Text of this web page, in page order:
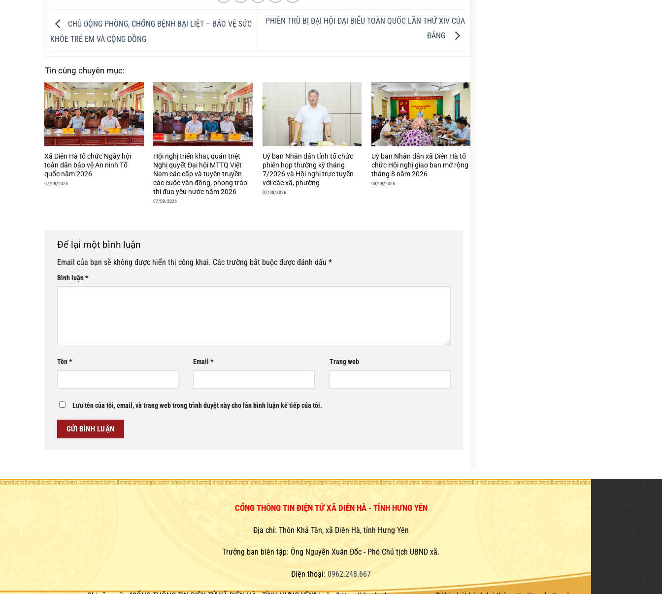
CHỦ ĐỘNG PHÒNG, CHỐNG BỆNH BẠI LIỆT – BẢO VỆ SỨC
KHỎE TRẺ EM VÀ CỘNG ĐỒNG
PHIÊN TRÙ BỊ ĐẠI HỘI ĐẠI BIỂU TOÀN QUỐC LẦN THỨ XIV CỦA
ĐẢNG
Tin cùng chuyên mục:
Xã Diên Hà tổ chức Ngày hội
toàn dân bảo vệ An ninh Tổ
quốc năm 2026
07/08/2026
Hội nghị triển khai, quán triệt
Nghị quyết Đại hội MTTQ Việt
Nam các cấp và tuyên truyền
các cuộc vận động, phong trào
thi đua yêu nước năm 2026
07/08/2026
Uỷ ban Nhân dân tỉnh tổ chức
phiên họp thường kỳ tháng
7/2026 và Hội nghị trực tuyến
với các xã, phường
07/08/2026
Uỷ ban Nhân dân xã Diên Hà tổ
chức Hội nghị giao ban mở rộng
tháng 8 năm 2026
03/08/2026
Để lại một bình luận
Email của bạn sẽ không được hiển thị công khai. Các trường bắt buộc được đánh dấu *
Bình luận*
Tên* Email* Trang web
Lưu tên của tôi, email, và trang web trong trình duyệt này cho lần bình luận kế tiếp của tôi.
CỔNG THÔNG TIN ĐIỆN TỬ XÃ DIÊN HÀ - TỈNH HƯNG YÊN
Địa chỉ: Thôn Khả Tân, xã Diên Hà, tỉnh Hưng Yên
Trưởng ban biên tập: Ông Nguyễn Xuân Đốc - Phó Chủ tịch UBND xã.
Điện thoại: 0962.248.667